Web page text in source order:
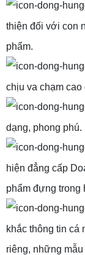
thiện đối với con
phẩm.
chịu va chạm
dạng, phong phú.
hiện đẳng cấp
phẩm đựng trong
khắc thông tin
riêng, những